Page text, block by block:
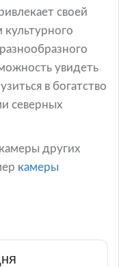
своей
увидеть
в богатство
северных
других
камеры